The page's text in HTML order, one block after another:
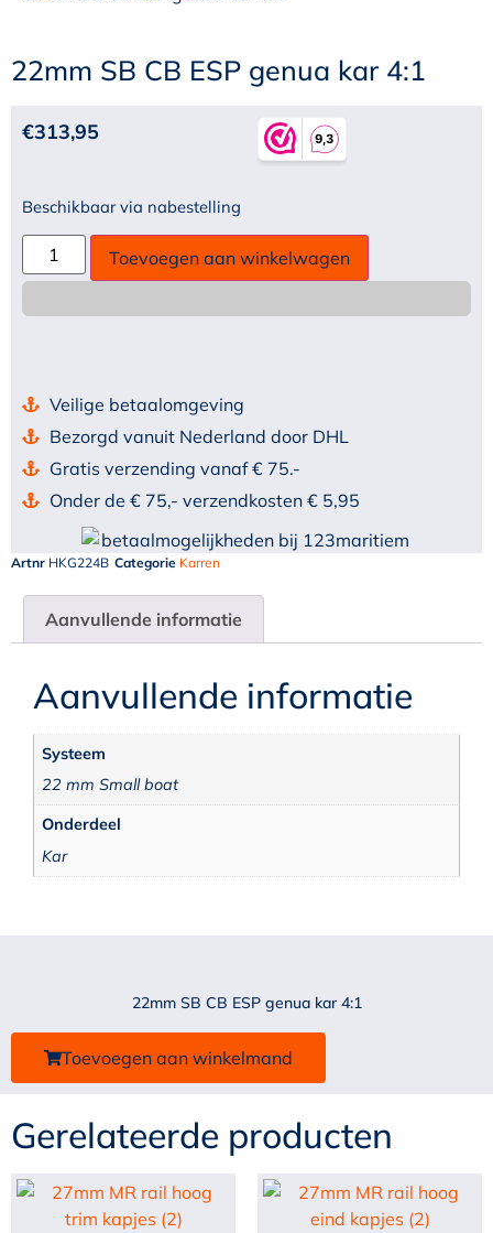
22mm SB CB ESP genua kar 4:1
€313,95
Beschikbaar via nabestelling
Toevoegen aan winkelwagen
Veilige betaalomgeving
Bezorgd vanuit Nederland door DHL
Gratis verzending vanaf € 75.-
Onder de € 75,- verzendkosten € 5,95
Artnr HKG224B Categorie Karren
Aanvullende informatie
Aanvullende informatie
Systeem
22 mm Small boat
Onderdeel
Kar
22mm SB CB ESP genua kar 4:1
Toevoegen aan winkelmand
Gerelateerde producten